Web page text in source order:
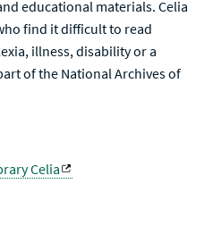
educational materials. Celia
find it difficult to read
illness, disability or a
of the National Archives of
Celia